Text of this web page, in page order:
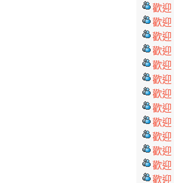
歡迎
歡迎
歡迎
歡迎
歡迎
歡迎
歡迎
歡迎
歡迎
歡迎
歡迎
歡迎
歡迎